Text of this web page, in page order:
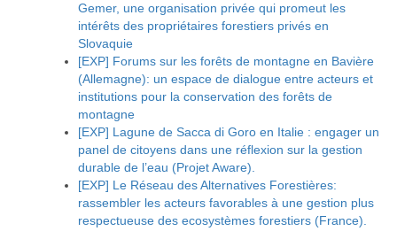
Gemer, une organisation privée qui promeut les
intérêts des propriétaires forestiers privés en
Slovaquie
[EXP] Forums sur les forêts de montagne en Bavière
(Allemagne): un espace de dialogue entre acteurs et
institutions pour la conservation des forêts de
montagne
[EXP] Lagune de Sacca di Goro en Italie : engager un
panel de citoyens dans une réflexion sur la gestion
durable de l’eau (Projet Aware).
[EXP] Le Réseau des Alternatives Forestières:
rassembler les acteurs favorables à une gestion plus
respectueuse des ecosystèmes forestiers (France).